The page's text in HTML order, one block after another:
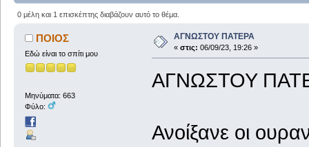
0 μέλη και 1 επισκέπτης διαβάζουν αυτό το θέμα.
ΠΟΙΟΣ
Εδώ είναι το σπίτι μου
Μηνύματα: 663
Φύλο:
ΑΓΝΩΣΤΟΥ ΠΑΤΕΡΑ
« στις: 06/09/23, 19:26 »
ΑΓΝΩΣΤΟΥ
Ανοίξανε οι